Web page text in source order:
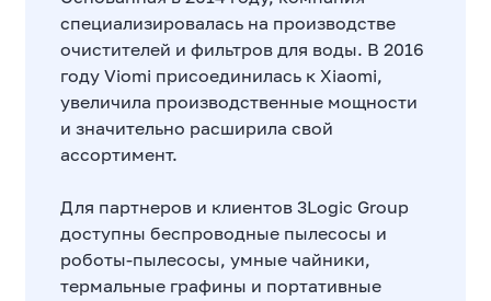
специализировалась на производстве
очистителей и фильтров для воды. В 2016
году Viomi присоединилась к Xiaomi,
увеличила производственные мощности
и значительно расширила свой
ассортимент.
Для партнеров и клиентов 3Logic Group
доступны беспроводные пылесосы и
роботы-пылесосы, умные чайники,
термальные графины и портативные